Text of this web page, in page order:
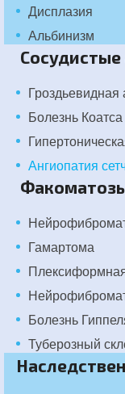
Дисплазия
Альбинизм
Гроздьевидная
Болезнь Коатса
Ангиопатия
Гамартома
Болезнь
Туберозный